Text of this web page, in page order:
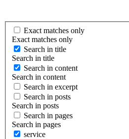
Exact matches only
Exact matches only
Search in title
Search in title
Search in content
Search in content
Search in excerpt
Search in posts
Search in posts
Search in pages
Search in pages
service